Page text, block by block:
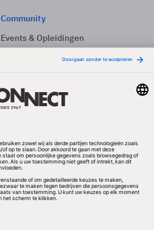
Community
Events & Opleidingen
Nieuwsbrieven